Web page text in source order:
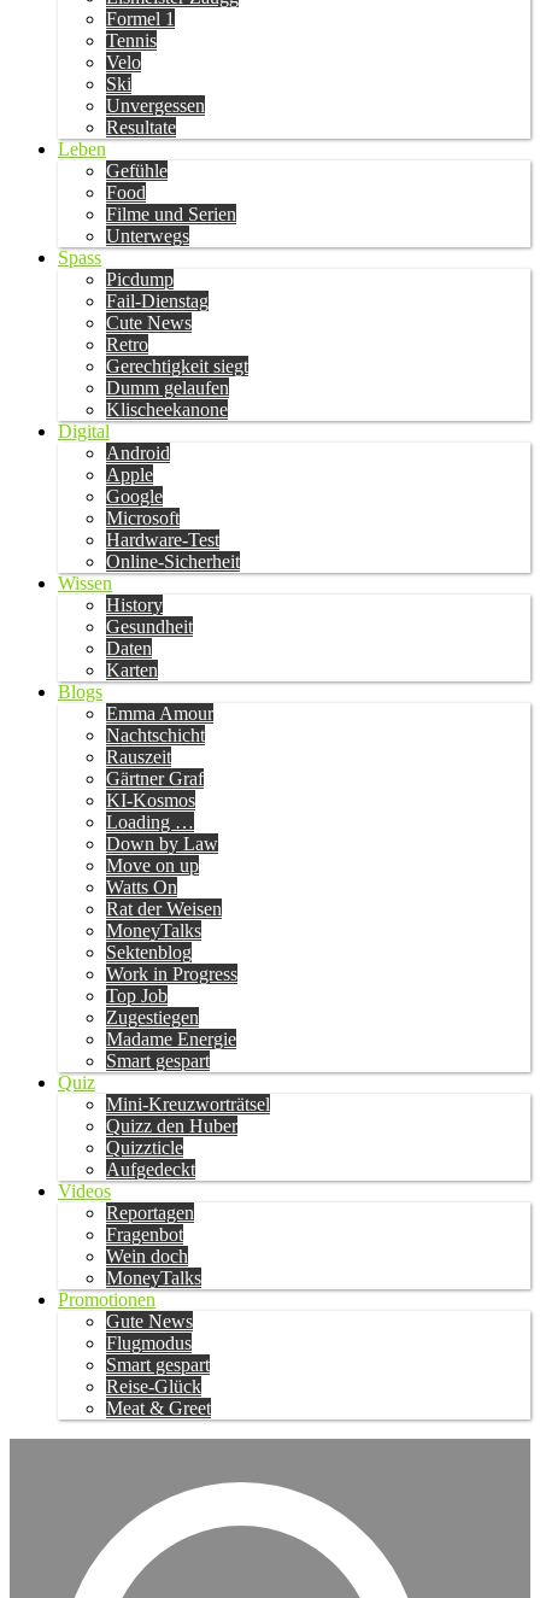
Formel 1
Tennis
Velo
Ski
Unvergessen
Resultate
Leben
Gefühle
Food
Filme und Serien
Unterwegs
Spass
Picdump
Fail-Dienstag
Cute News
Retro
Gerechtigkeit siegt
Dumm gelaufen
Klischeekanone
Digital
Android
Apple
Google
Microsoft
Hardware-Test
Online-Sicherheit
Wissen
History
Gesundheit
Daten
Karten
Blogs
Emma Amour
Nachtschicht
Rauszeit
Gärtner Graf
KI-Kosmos
Loading …
Down by Law
Move on up
Watts On
Rat der Weisen
MoneyTalks
Sektenblog
Work in Progress
Top Job
Zugestiegen
Madame Energie
Smart gespart
Quiz
Mini-Kreuzworträtsel
Quizz den Huber
Quizzticle
Aufgedeckt
Videos
Reportagen
Fragenbot
Wein doch
MoneyTalks
Promotionen
Gute News
Flugmodus
Smart gespart
Reise-Glück
Meat & Greet